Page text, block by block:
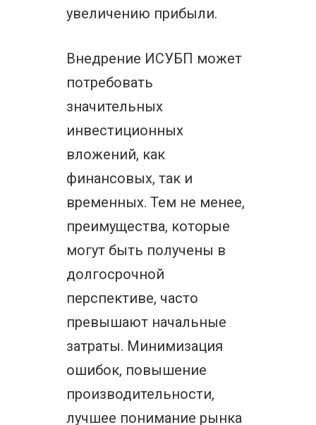
увеличению прибыли.
Внедрение ИСУБП может
потребовать
значительных
инвестиционных
вложений, как
финансовых, так и
временных. Тем не менее,
преимущества, которые
могут быть получены в
долгосрочной
перспективе, часто
превышают начальные
затраты. Минимизация
ошибок, повышение
производительности,
лучшее понимание рынка